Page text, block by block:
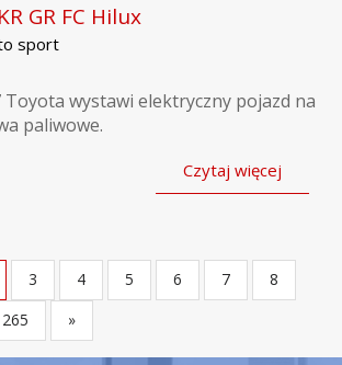
GR FC Hilux
sport
Toyota wystawi elektryczny pojazd na
paliwowe.
Czytaj więcej
3 4 5 6 7
8
265 »